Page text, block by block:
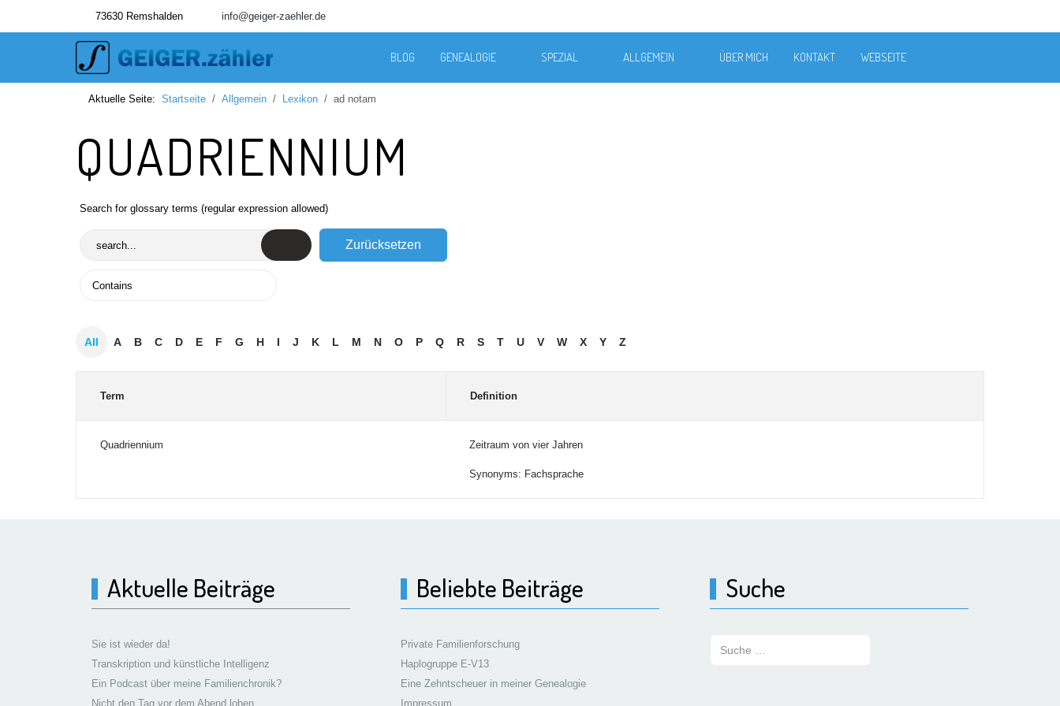
73630 Remshalden info@geiger-zaehler.de
BLOG GENEALOGIE SPEZIAL ALLGEMEIN ÜBER MICH KONTAKT WEBSEITE
Aktuelle Seite: Startseite Allgemein Lexikon ad notam
QUADRIENNIUM
Search for glossary terms (regular expression allowed)
All A B C D E F G H I J K L M N O P Q R S T U V W X Y Z
Term Definition
Quadriennium Zeitraum von vier Jahren
Synonyms: Fachsprache
Aktuelle Beiträge
Sie ist wieder da!
Transkription und künstliche Intelligenz
Ein Podcast über meine Familienchronik?
Nicht den Tag vor dem Abend loben
Beliebte Beiträge
Private Familienforschung
Haplogruppe E-V13
Eine Zehntscheuer in meiner Genealogie
Impressum
Suche